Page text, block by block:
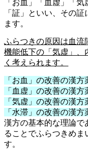
「お血」「血虚」「
「証」といい、その
ます。
ふらつきの原因は血流
機能低下の「気虚」、
く考えられます。
「お血」の改善の漢方
「血虚」の改善の漢方
「気虚」の改善の漢方
「水滞」の改善の漢方
漢方の基本的な理論で
ることでふらつきめま
す。